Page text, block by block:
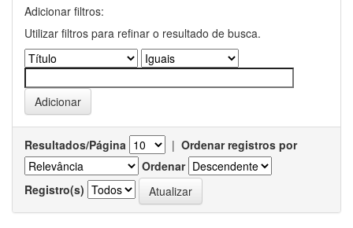
Adicionar filtros:
Utilizar filtros para refinar o resultado de busca.
Resultados/Página | Ordenar registros por
Ordenar
Registro(s)